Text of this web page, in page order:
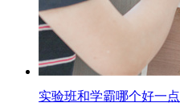
实验班和学霸哪个好一点